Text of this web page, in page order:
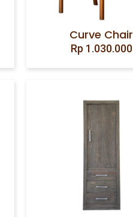
Curve Chair
Rp 1.030.000